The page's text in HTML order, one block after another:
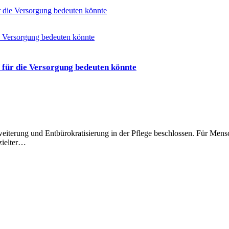
Versorgung bedeuten könnte
die Versorgung bedeuten könnte
und Entbürokratisierung in der Pflege beschlossen. Für